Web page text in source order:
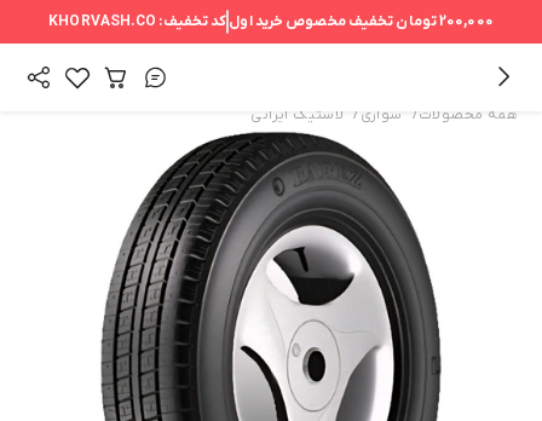
200,000 تومان تخفیف مخصوص خرید اولکد تخفیف: KHORVASH.CO
همه محصولات/ سواری / لاستیک ایرانی